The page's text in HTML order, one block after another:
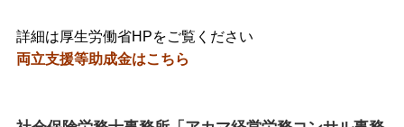
詳細は厚生労働省HPをご覧ください
両立支援等助成金はこちら